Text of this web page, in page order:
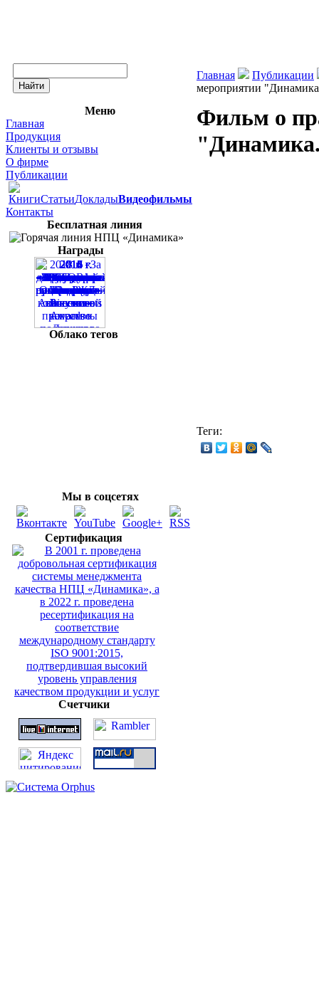
Меню
Главная
Продукция
Клиенты и отзывы
О фирме
Публикации
КнигиСтатьиДокладыВидеофильмы
Контакты
Бесплатная линия
Награды
Облако тегов
Мы в соцсетях
Сертификация
Счетчики
Главная
Публикации
мероприятии
Фильм о
Теги: